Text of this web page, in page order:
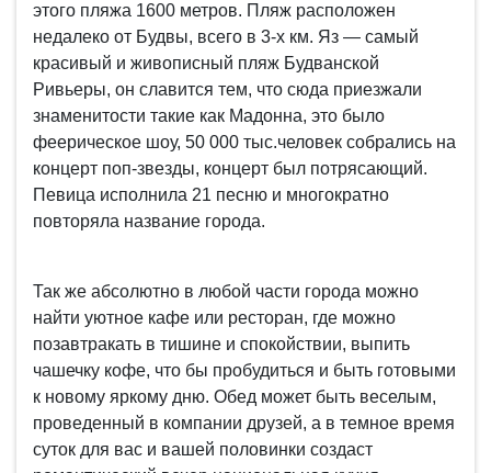
этого пляжа 1600 метров. Пляж расположен
недалеко от Будвы, всего в 3-х км. Яз — самый
красивый и живописный пляж Будванской
Ривьеры, он славится тем, что сюда приезжали
знаменитости такие как Мадонна, это было
феерическое шоу, 50 000 тыс.человек собрались на
концерт поп-звезды, концерт был потрясающий.
Певица исполнила 21 песню и многократно
повторяла название города.
Так же абсолютно в любой части города можно
найти уютное кафе или ресторан, где можно
позавтракать в тишине и спокойствии, выпить
чашечку кофе, что бы пробудиться и быть готовыми
к новому яркому дню. Обед может быть веселым,
проведенный в компании друзей, а в темное время
суток для вас и вашей половинки создаст